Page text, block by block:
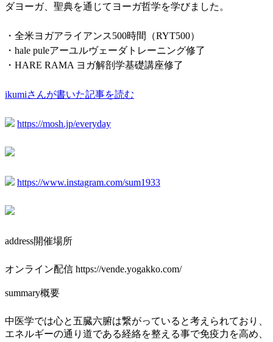
ダヨーガ、聖典を通じてヨーガ哲学を学びました。
・全米ヨガアライアンス500時間（RYT500）
・hale puleアーユルヴェーダトレーニング修了
・HARE RAMA ヨガ解剖学基礎講座修了
ikumiさんが書いた記事を読む
https://mosh.jp/everyday
https://www.instagram.com/sum1933
address開催場所
オンライン配信 https://vende.yogakko.com/
summary概要
中医学では心と五臓六腑は繋がっていると考えられており、
エネルギーの通り道である経絡を整える事で免疫力を高め、